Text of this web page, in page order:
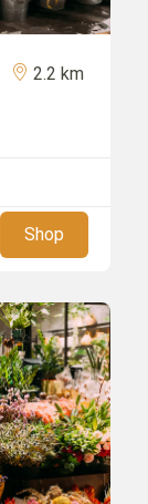
2.2 km
Shop